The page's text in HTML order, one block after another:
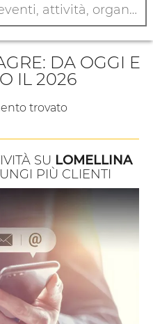
DA OGGI E
IL 2026
trovato
SU LOMELLINA
PIÙ CLIENTI